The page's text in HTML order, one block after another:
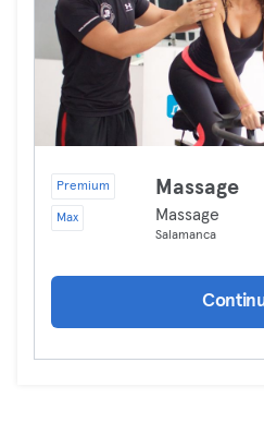
Premium
Max
Massage
Massage
Salamanca